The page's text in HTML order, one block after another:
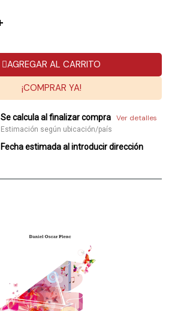
AGREGAR AL CARRITO
¡COMPRAR YA!
Se calcula al finalizar compra Ver detalles
Estimación según ubicación/país
Fecha estimada al introducir dirección